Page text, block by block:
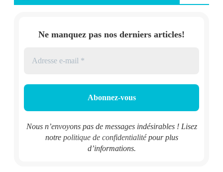
Ne manquez pas nos derniers articles!
Nous n’envoyons pas de messages indésirables ! Lisez
notre politique de confidentialitépour plus
d’informations.